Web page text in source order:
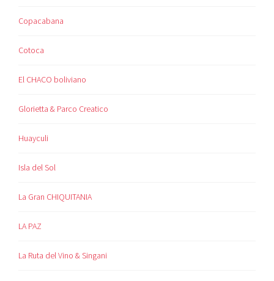
Copacabana
Cotoca
El CHACO boliviano
Glorietta & Parco Creatico
Huayculi
Isla del Sol
La Gran CHIQUITANIA
LA PAZ
La Ruta del Vino & Singani